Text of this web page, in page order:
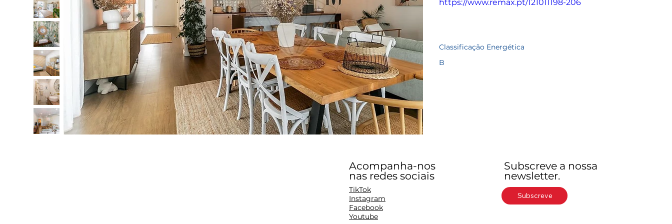
https://www.remax.pt/121011198-206
Classificação Energética
B
Acompanha-nos
nas redes sociais
TikTok
Instagram
Facebook
Youtube
Subscreve a nossa
newsletter.
Subscreve